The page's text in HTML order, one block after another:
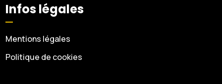
Infos légales
Mentions légales
Politique de cookies